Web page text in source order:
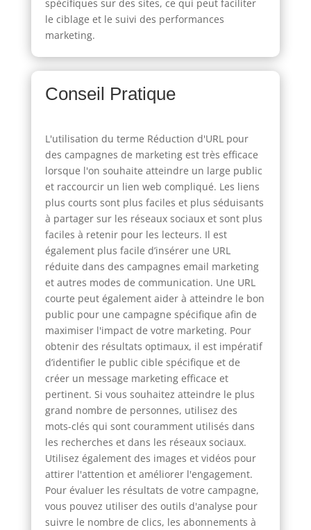
spécifiques sur des sites, ce qui peut faciliter
le ciblage et le suivi des performances
marketing.
Conseil Pratique
L'utilisation du terme Réduction d'URL pour
des campagnes de marketing est très efficace
lorsque l'on souhaite atteindre un large public
et raccourcir un lien web compliqué. Les liens
plus courts sont plus faciles et plus séduisants
à partager sur les réseaux sociaux et sont plus
faciles à retenir pour les lecteurs. Il est
également plus facile d’insérer une URL
réduite dans des campagnes email marketing
et autres modes de communication. Une URL
courte peut également aider à atteindre le bon
public pour une campagne spécifique afin de
maximiser l'impact de votre marketing. Pour
obtenir des résultats optimaux, il est impératif
d’identifier le public cible spécifique et de
créer un message marketing efficace et
pertinent. Si vous souhaitez atteindre le plus
grand nombre de personnes, utilisez des
mots-clés qui sont couramment utilisés dans
les recherches et dans les réseaux sociaux.
Utilisez également des images et vidéos pour
attirer l'attention et améliorer l'engagement.
Pour évaluer les résultats de votre campagne,
vous pouvez utiliser des outils d'analyse pour
suivre le nombre de clics, les abonnements à